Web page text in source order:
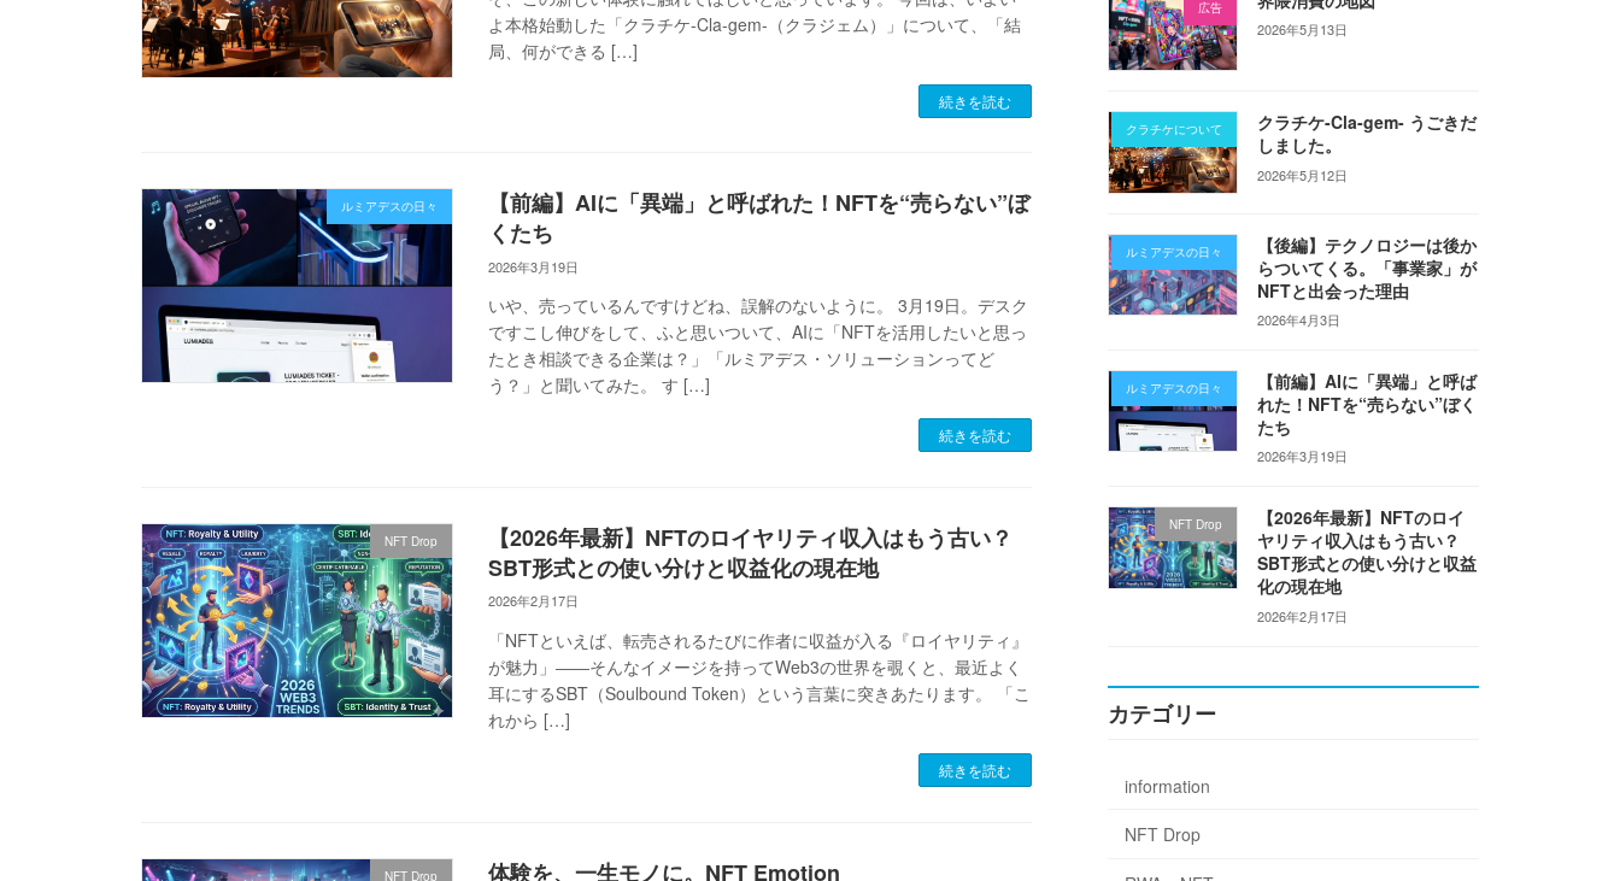
よ本格始動した「クラチケ-Cla-gem-（クラジェム）」について、「結
局、何ができる […]
続きを読む
ルミアデスの日々
【前編】AIに「異端」と呼ばれた！NFTを“売らない”ぼ
くたち
2026年3月19日
いや、売っているんですけどね、誤解のないように。 3月19日。デスク
ですこし伸びをして、ふと思いついて、AIに「NFTを活用したいと思っ
たとき相談できる企業は？」「ルミアデス・ソリューションってど
う？」と聞いてみた。 す […]
続きを読む
NFT Drop
【2026年最新】NFTのロイヤリティ収入はもう古い？
SBT形式との使い分けと収益化の現在地
2026年2月17日
「NFTといえば、転売されるたびに作者に収益が入る『ロイヤリティ』
が魅力」――そんなイメージを持ってWeb3の世界を覗くと、最近よく
耳にするSBT（Soulbound Token）という言葉に突きあたります。 「こ
れから […]
続きを読む
NFT Drop 体験を、一生モノに。NFT Emotion
広告
2026年5月13日
クラチケについて
クラチケ-Cla-gem- うごきだ
しました。
2026年5月12日
ルミアデスの日々
【後編】テクノロジーは後か
らついてくる。「事業家」が
NFTと出会った理由
2026年4月3日
ルミアデスの日々
【前編】AIに「異端」と呼ば
れた！NFTを“売らない”ぼく
たち
2026年3月19日
NFT Drop
【2026年最新】NFTのロイ
ヤリティ収入はもう古い？
SBT形式との使い分けと収益
化の現在地
2026年2月17日
カテゴリー
information
NFT Drop